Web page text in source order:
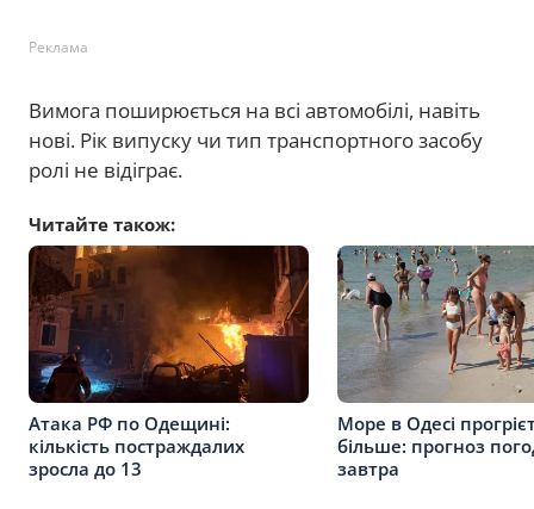
Реклама
Вимога поширюється на всі автомобілі, навіть
нові. Рік випуску чи тип транспортного засобу
ролі не відіграє.
Читайте також:
Атака РФ по Одещині:
кількість постраждалих
зросла до 13
Море в Одесі
більше: прогноз
завтра